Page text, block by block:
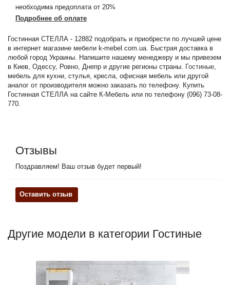
необходима предоплата от 20%
Подробнее об оплате
Гостинная СТЕЛЛА - 12882 подобрать и приобрести по лучшей цене
в интернет магазине мебели k-mebel.com.ua. Быстрая доставка в
любой город Украины. Напишите нашему менеджеру и мы привезем
в Киев, Одессу, Ровно, Днепр и другие регионы страны. Гостиные,
мебель для кухни, стулья, кресла, офисная мебель или другой
аналог от производителя можно заказать по телефону. Купить
Гостинная СТЕЛЛА на сайте К-Мебель или по телефону (096) 73-08-
770.
Отзывы
Поздравляем! Ваш отзыв будет первый!
Оставить отзыв
Другие модели в категории Гостиные